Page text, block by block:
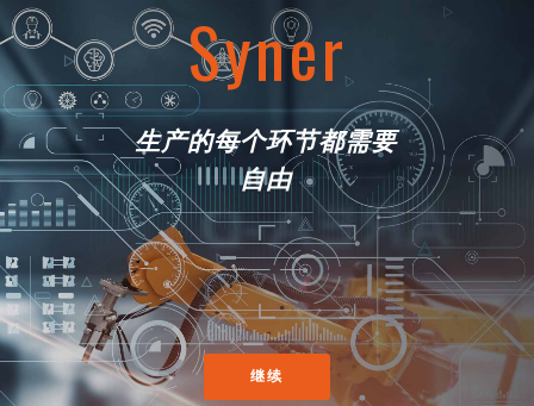
Syner
生产的每个环节都需要
自由
继续